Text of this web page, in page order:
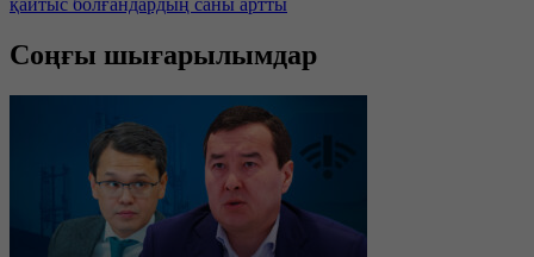
Соңғы шығарылымдар